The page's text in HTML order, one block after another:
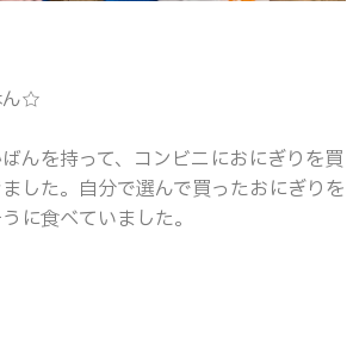
☆
んを持って、コンビニにおにぎりを買
した。自分で選んで買ったおにぎりを
に食べていました。